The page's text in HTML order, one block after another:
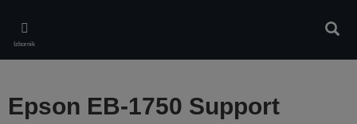
main
content
Izbornik
Epson EB-1750 Support